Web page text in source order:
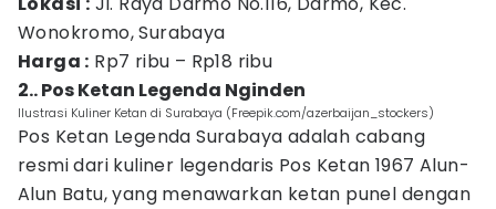
Wonokromo, Surabaya
Harga : Rp7 ribu – Rp18 ribu
2.. Pos Ketan Legenda Nginden
Ilustrasi Kuliner Ketan di Surabaya (Freepik.com/azerbaijan_stockers)
Pos Ketan Legenda Surabaya adalah cabang
resmi dari kuliner legendaris Pos Ketan 1967 Alun-
Alun Batu, yang menawarkan ketan punel dengan